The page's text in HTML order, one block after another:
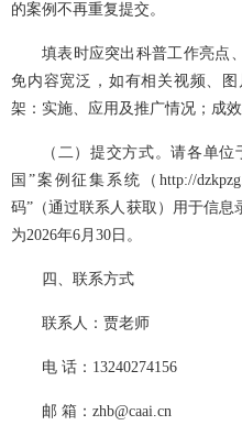
的案例不再重复提交。
填表时应突出科普工作亮点
免内容宽泛，如有相关视频、
架：实施、应用及推广情况；成
（二）提交方式。请各单位
国”案例征集系统（http://
码”（通过联系人获取）用于信
为2026年6月30日。
四、 联系方式
联系人：贾老师
电 话：13240274156
邮 箱：zhb@caai.cn